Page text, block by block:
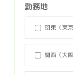
勤務地
関東（東
関西（大